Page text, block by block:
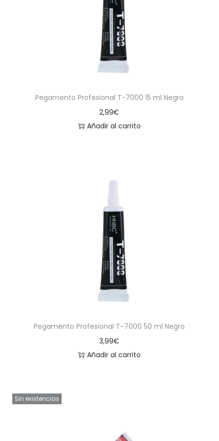
a
c
i
ó
n
i
d
o
Pegamento Profesional T-7000 15 ml Negro
2,99€
Añadir al carrito
Pegamento Profesional T-7000 50 ml Negro
3,99€
Añadir al carrito
Sin existencias